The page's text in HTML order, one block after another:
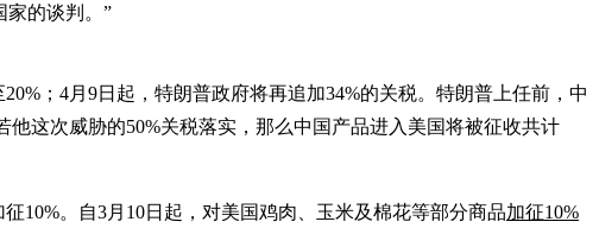
家的谈判。”
；4月9日起，特朗普政府将再追加34%的关税。特朗普上任前，中
这次威胁的50%关税落实，那么中国产品进入美国将被征收共计
10%。自3月10日起，对美国鸡肉、玉米及棉花等部分商品加征10%